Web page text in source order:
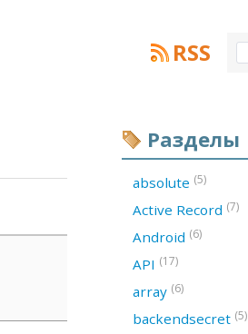
RSS
Разделы
absolute (5)
Active Record (7)
Android (6)
API (17)
array (6)
backendsecret (5)